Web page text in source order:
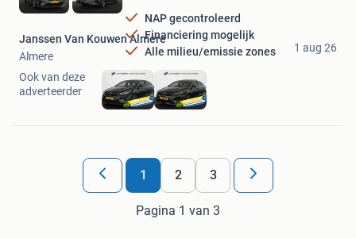
NAP gecontroleerd
Financiering mogelijk
Alle milieu/emissie zones
Janssen Van Kouwen Almere
Almere
1 aug 26
Ook van deze
adverteerder
1 2 3
Pagina 1 van 3